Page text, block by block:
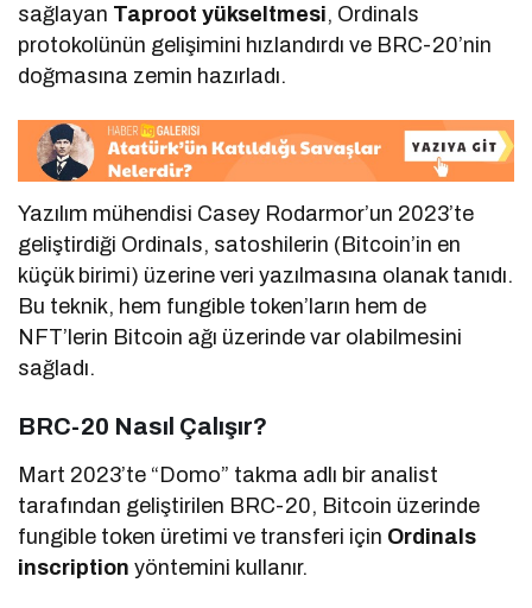
sağlayan Taproot yükseltmesi, Ordinals
protokolünün gelişimini hızlandırdı ve BRC-20’nin
doğmasına zemin hazırladı.
Yazılım mühendisi Casey Rodarmor’un 2023’te
geliştirdiği Ordinals, satoshilerin (Bitcoin’in en
küçük birimi) üzerine veri yazılmasına olanak tanıdı.
Bu teknik, hem fungible token’ların hem de
NFT’lerin Bitcoin ağı üzerinde var olabilmesini
sağladı.
BRC-20 Nasıl Çalışır?
Mart 2023’te “Domo” takma adlı bir analist
tarafından geliştirilen BRC-20, Bitcoin üzerinde
fungible token üretimi ve transferi için Ordinals
inscription yöntemini kullanır.